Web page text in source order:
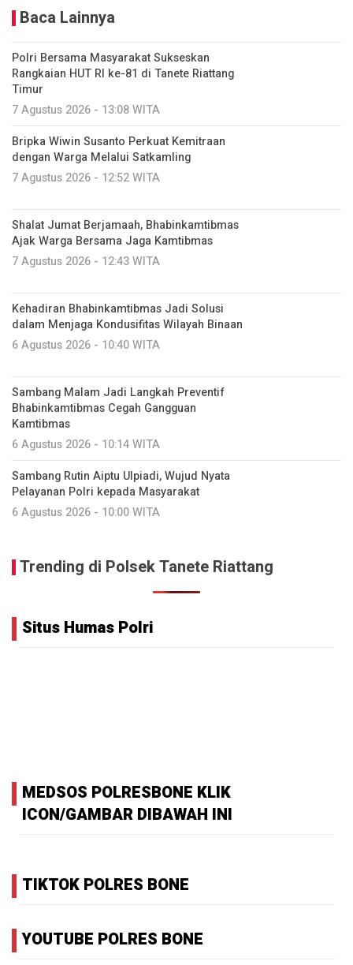
Baca Lainnya
Polri Bersama Masyarakat Sukseskan
Rangkaian HUT RI ke-81 di Tanete Riattang
Timur
7 Agustus 2026 - 13:08 WITA
Bripka Wiwin Susanto Perkuat Kemitraan
dengan Warga Melalui Satkamling
7 Agustus 2026 - 12:52 WITA
Shalat Jumat Berjamaah, Bhabinkamtibmas
Ajak Warga Bersama Jaga Kamtibmas
7 Agustus 2026 - 12:43 WITA
Kehadiran Bhabinkamtibmas Jadi Solusi
dalam Menjaga Kondusifitas Wilayah Binaan
6 Agustus 2026 - 10:40 WITA
Sambang Malam Jadi Langkah Preventif
Bhabinkamtibmas Cegah Gangguan
Kamtibmas
6 Agustus 2026 - 10:14 WITA
Sambang Rutin Aiptu Ulpiadi, Wujud Nyata
Pelayanan Polri kepada Masyarakat
6 Agustus 2026 - 10:00 WITA
Trending di Polsek Tanete Riattang
Situs Humas Polri
MEDSOS POLRESBONE KLIK
ICON/GAMBAR DIBAWAH INI
TIKTOK POLRES BONE
YOUTUBE POLRES BONE